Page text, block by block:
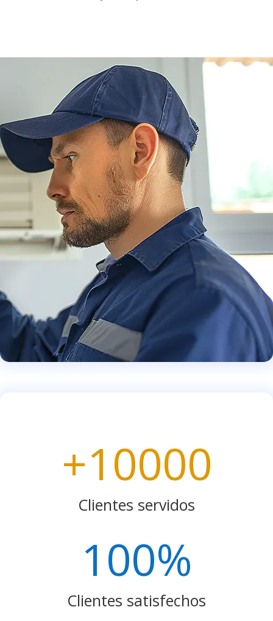
+10000
Clientes servidos
100%
Clientes satisfechos